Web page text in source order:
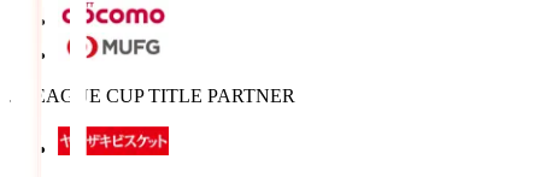
J.LEAGUE CUP TITLE PARTNER